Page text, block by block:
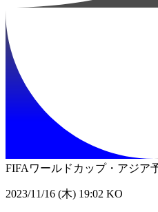
FIFAワールドカップ・アジア
2023/11/16 (木) 19:02 KO